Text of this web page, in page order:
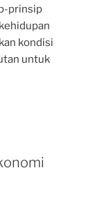
prinsip
kondisi
untuk